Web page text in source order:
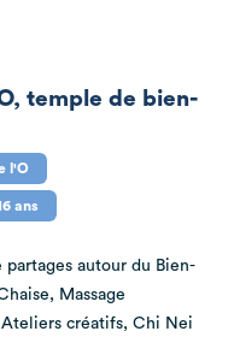
temple de bien-
l'O
ans
autour du Bien-
Massage
créatifs, Chi Nei